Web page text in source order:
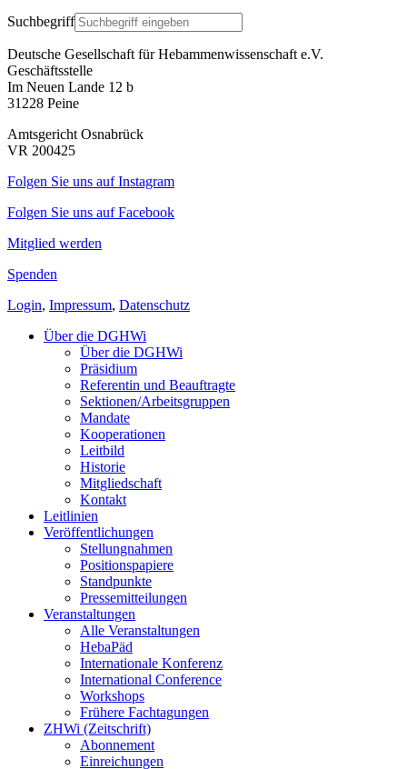
Suchbegriff
Deutsche Gesellschaft für Hebammenwissenschaft e.V.
Geschäftsstelle
Im Neuen Lande 12 b
31228 Peine
Amtsgericht Osnabrück
VR 200425
Folgen Sie uns auf Instagram
Folgen Sie uns auf Facebook
Mitglied werden
Spenden
Login, Impressum, Datenschutz
Über die DGHWi
Über die DGHWi
Präsidium
Referentin und Beauftragte
Sektionen/Arbeitsgruppen
Mandate
Kooperationen
Leitbild
Historie
Mitgliedschaft
Kontakt
Leitlinien
Veröffentlichungen
Stellungnahmen
Positionspapiere
Standpunkte
Pressemitteilungen
Veranstaltungen
Alle Veranstaltungen
HebaPäd
Internationale Konferenz
International Conference
Workshops
Frühere Fachtagungen
ZHWi (Zeitschrift)
Abonnement
Einreichungen